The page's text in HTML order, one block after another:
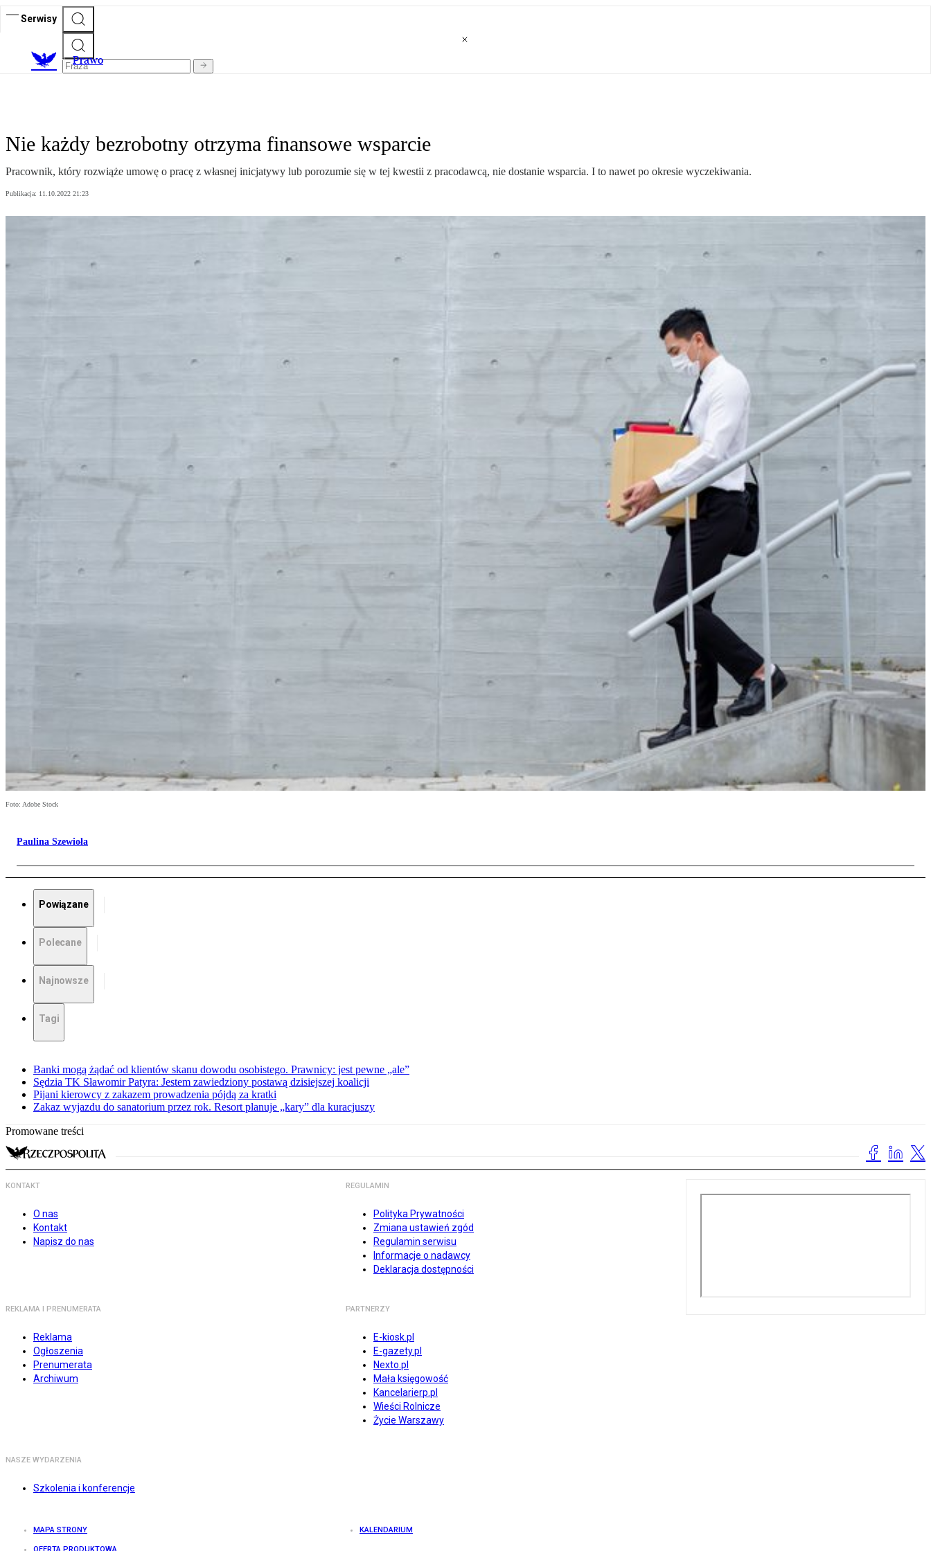
Serwisy
Prawo
Nie każdy bezrobotny otrzyma finansowe wsparcie
Pracownik, który rozwiąże umowę o pracę z własnej inicjatywy lub porozumie się w tej kwestii z pracodawcą, nie dostanie wsparcia. I to nawet po okresie wyczekiwania.
Publikacja: 11.10.2022 21:23
Foto: Adobe Stock
Paulina Szewioła
Powiązane
Polecane
Najnowsze
Tagi
Banki mogą żądać od klientów skanu dowodu osobistego. Prawnicy: jest pewne „ale”
Sędzia TK Sławomir Patyra: Jestem zawiedziony postawą dzisiejszej koalicji
Pijani kierowcy z zakazem prowadzenia pójdą za kratki
Zakaz wyjazdu do sanatorium przez rok. Resort planuje „kary” dla kuracjuszy
Promowane treści
KONTAKT
O nas
Kontakt
Napisz do nas
REGULAMIN
Polityka Prywatności
Zmiana ustawień zgód
Regulamin serwisu
Informacje o nadawcy
Deklaracja dostępności
REKLAMA I PRENUMERATA
Reklama
Ogłoszenia
Prenumerata
Archiwum
PARTNERZY
E-kiosk.pl
E-gazety.pl
Nexto.pl
Mała księgowość
Kancelarierp.pl
Wieści Rolnicze
Życie Warszawy
NASZE WYDARZENIA
Szkolenia i konferencje
MAPA STRONY KALENDARIUM